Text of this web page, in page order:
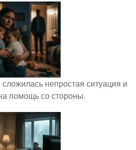
непростая ситуация и
помощь со стороны.